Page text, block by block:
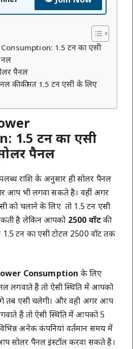
1.5 टन का एसी
पैनल
की कीमत 1.5 टन एसी के लिए
: 1.5 टन का एसी
पैनल
राशि के अनुसार ही सोलर पैनल
आप भी लगवा सकते है। वहीं अगर
को चलाने के लिए तो 1.5 टन एसी
है लेकिन आपको 2500 वॉटकी
टन का एसी टोटल 2500 वॉट तक
Consumption के लिए
लगवाते हैं तो ऐसी स्थिति में आपको
तब एसी चलेगी। और वही अगर आप
हैं तो ऐसी स्थिति में आपको 5
अनेक कंपनियां वर्तमान समय में
सोलर पैनल इंस्टॉल करवा सकते हैं।